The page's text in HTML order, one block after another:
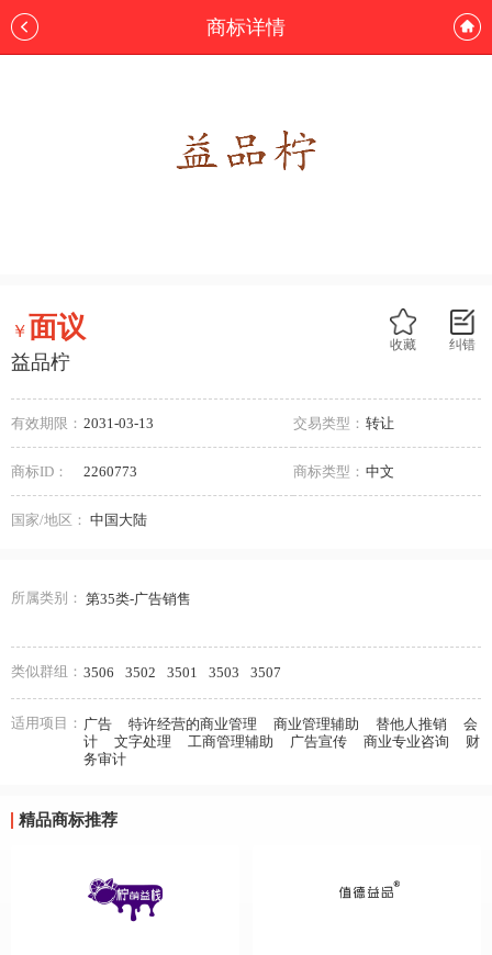
商标详情
纠错
收藏
￥面议
益品柠
有效期限： 2031-03-13 交易类型： 转让
商标ID： 2260773 商标类型： 中文
国家/地区： 中国大陆
所属类别： 第35类-广告销售
类似群组： 3506 3502 3501 3503 3507
适用项目： 广告 特许经营的商业管理 商业管理辅助 替他人推销
会
计
文字处理 工商管理辅助 广告宣传 商业专业咨询
财
务审计
精品商标推荐